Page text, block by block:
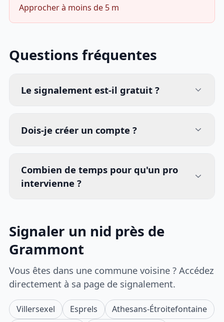
Approcher à moins de 5 m
Questions fréquentes
Le signalement est-il gratuit ?
Dois-je créer un compte ?
Combien de temps pour qu'un pro
intervienne ?
Signaler un nid près de
Grammont
Vous êtes dans une commune voisine ? Accédez
directement à sa page de signalement.
Villersexel Esprels
Athesans-Étroitefontaine